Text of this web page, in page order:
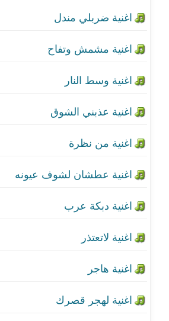
اغنية من نظرة
اغنية عطشان لشوف عيونه
اغنية لهجر قصرك
اغنية كوكتيل
اغنية هيدي هيدي